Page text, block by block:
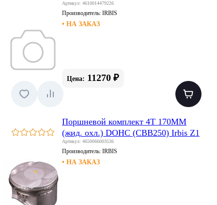
Артикул: 4610014479226
Производитель: IRBIS
• НА ЗАКАЗ
Цена: 11270 ₽
Поршневой комплект 4Т 170MM
(жид. охл.) DOHC (CBB250) Irbis Z1
Артикул: 4650066003536
Производитель: IRBIS
• НА ЗАКАЗ